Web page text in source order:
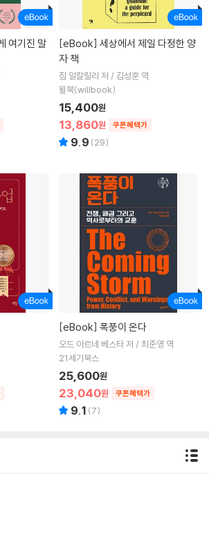
[eBook]
자 책
짐 알칼릴리 저 / 김성훈 역
윌북(willbook)
13,860원 쿠폰혜택가
15,400원
9.9 (29)
[eBook] 폭풍이 온다
오드 아르네 베스타 저 / 최준영 역
21세기북스
23,040원 쿠폰혜택가
25,600원
9.1 (7)